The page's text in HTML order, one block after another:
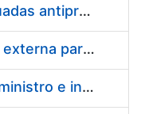
Suministro de gafas graduadas antiproyecciones para los trabajadores de la FNMT-RCM en los centros de trabajo de Madrid y Burgos
Servicios de una empresa externa para el asesoramiento y resolución de los recursos de alzada que se presentan relacionados con procesos de selección para la FNMT-RCM
Acuerdo marco para el suministro e instalación de persianas, estores y otros complementos